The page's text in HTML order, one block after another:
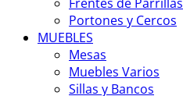
Portones y Cercos
MUEBLES
Mesas
Muebles Varios
Sillas y Bancos